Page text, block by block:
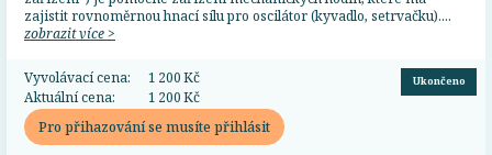
zajistit rovnoměrnou hnací sílu pro oscilátor (kyvadlo, setrvačku)....
zobrazit více >
Vyvolávací cena:
1 200 Kč
Aktuální cena:
1 200 Kč
Ukončeno
Pro přihazování se musíte přihlásit